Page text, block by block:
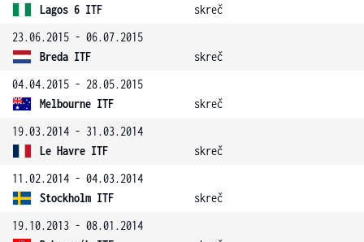
Lagos 6 ITF
skreč
23.06.2015 - 06.07.2015
Breda ITF
skreč
04.04.2015 - 28.05.2015
Melbourne ITF
skreč
19.03.2014 - 31.03.2014
Le Havre ITF
skreč
11.02.2014 - 04.03.2014
Stockholm ITF
skreč
19.10.2013 - 08.01.2014